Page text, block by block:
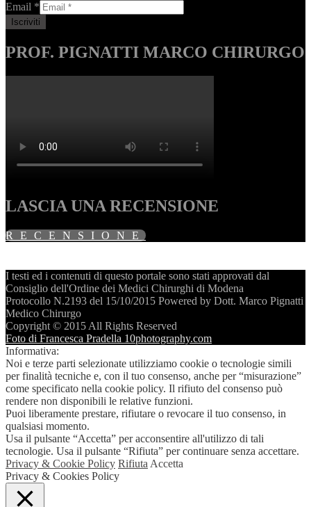
Email *
PROF. PIGNATTI MARCO CHIRURGO
LASCIA UNA RECENSIONE
RECENSIONE
I testi ed i contenuti di questo portale sono stati approvati dal
Consiglio dell'Ordine dei Medici Chirurghi di Modena
Protocollo N.2193 del 15/10/2015 Powered by Dott. Marco Pignatti
Medico Chirurgo
Copyright © 2015 All Rights Reserved
Foto di Francesca Pradella 10photography.com
Informativa:
Noi e terze parti selezionate utilizziamo cookie o tecnologie simili
per finalità tecniche e, con il tuo consenso, anche per “misurazione”
come specificato nella cookie policy. Il rifiuto del consenso può
rendere non disponibili le relative funzioni.
Puoi liberamente prestare, rifiutare o revocare il tuo consenso, in
qualsiasi momento.
Usa il pulsante “Accetta” per acconsentire all'utilizzo di tali
tecnologie. Usa il pulsante “Rifiuta” per continuare senza accettare.
Privacy & Cookie Policy Rifiuta Accetta
Privacy & Cookies Policy